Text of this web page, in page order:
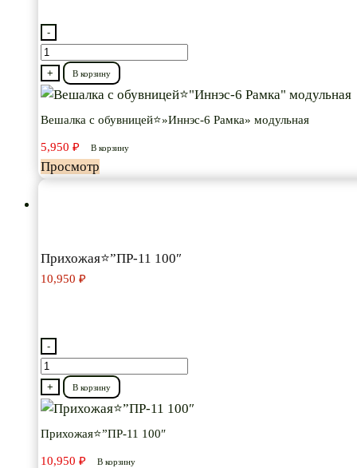
-
Количество
товара
Вешалка
обувницей⭐"Иннэс-6
Рамка"
модульная
+ В корзину
Вешалка с обувницей⭐»Иннэс-6 Рамка» модульная
5,950 ₽ В корзину
Просмотр
Прихожая⭐”ПР-11 100″
10,950 ₽
-
Количество
товара
Прихожая⭐”ПР-11
+ В корзину
Прихожая⭐”ПР-11 100″
10,950 ₽ В корзину